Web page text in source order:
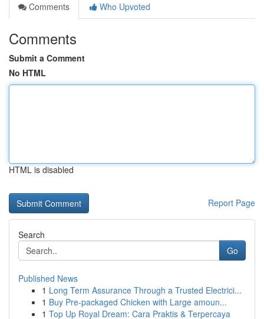
Comments
Who Upvoted
Comments
Submit a Comment
No HTML
HTML is disabled
Report Page
Search
Go
Published News
1 Long Term Assurance Through a Trusted Electrici...
1 Buy Pre-packaged Chicken with Large amoun...
1 Top Up Royal Dream: Cara Praktis & Terpercaya